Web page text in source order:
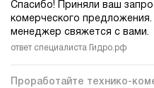
Спасибо! Приняли ваш
комерческого
менеджер свяжется с вами.
ответ специалиста Гидро.рф
Проработайте технико-